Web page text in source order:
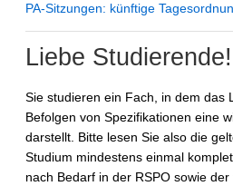
PA-Sitzungen: künftige
Liebe Studierende!
Sie studieren ein Fach, in dem das
Befolgen von Spezifikationen eine
darstellt. Bitte lesen Sie also die
Studium mindestens einmal
nach Bedarf in der RSPO sowie der